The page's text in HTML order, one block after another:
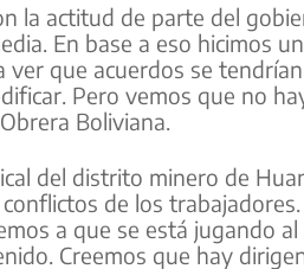
la actitud de parte del
En base a eso hicimos
que acuerdos se
Pero vemos que no
Boliviana.
del distrito minero de
de los
a que se está jugando
Creemos que hay